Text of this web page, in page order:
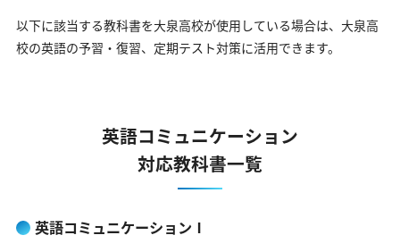
以下に該当する教科書を大泉高校が使用している場合は、 大泉高
校の英語の予習・復習、定期テスト対策に活用できます。
英語コミュニケーション
対応教科書一覧
英語コミュニケーションⅠ